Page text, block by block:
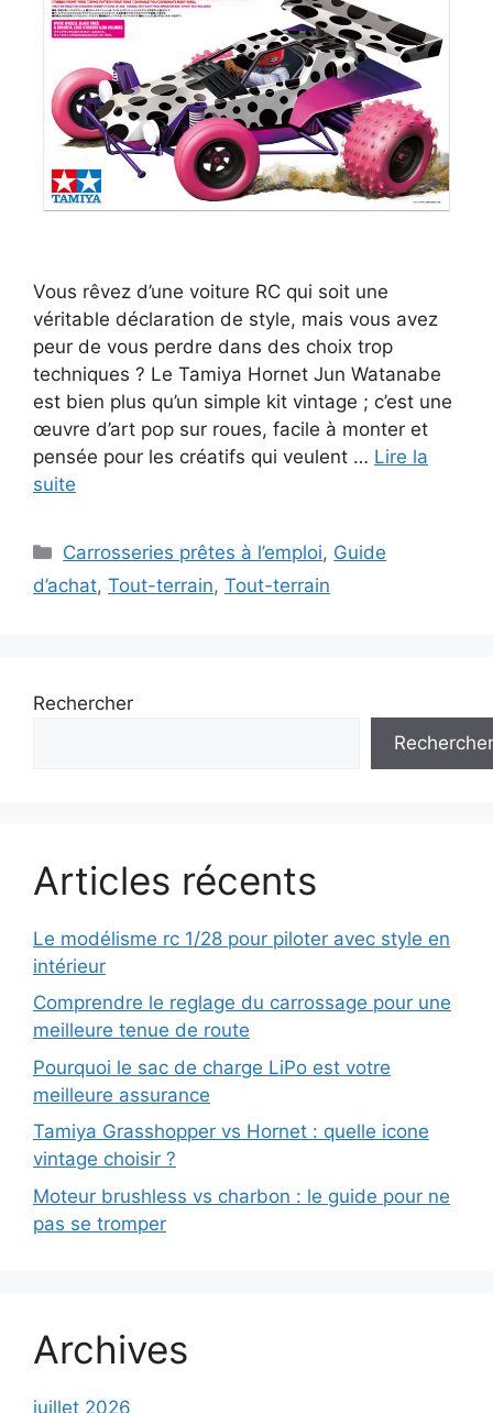
Vous rêvez d’une voiture RC qui soit une
véritable déclaration de style, mais vous avez
peur de vous perdre dans des choix trop
techniques ? Le Tamiya Hornet Jun Watanabe
est bien plus qu’un simple kit vintage ; c’est une
œuvre d’art pop sur roues, facile à monter et
pensée pour les créatifs qui veulent … Lire la
suite
Catégories
Carrosseries prêtes à l’emploi, Guide
d’achat, Tout-terrain, Tout-terrain
Rechercher
Rechercher
Articles récents
Le modélisme rc 1/28 pour piloter avec style en
intérieur
Comprendre le reglage du carrossage pour une
meilleure tenue de route
Pourquoi le sac de charge LiPo est votre
meilleure assurance
Tamiya Grasshopper vs Hornet : quelle icone
vintage choisir ?
Moteur brushless vs charbon : le guide pour ne
pas se tromper
Archives
juillet 2026